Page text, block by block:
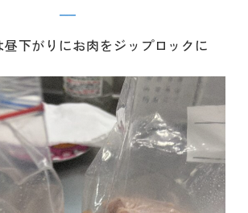
下がりにお肉をジップロックに